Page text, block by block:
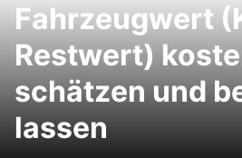
Fahrzeugwert
Restwert)
schätzen und
lassen